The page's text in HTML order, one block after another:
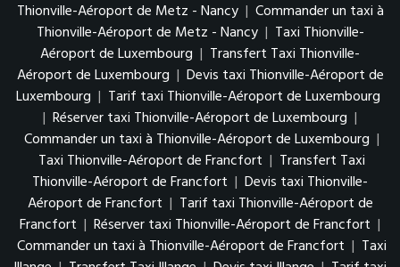
Thionville-Aéroport de Metz - Nancy | Commander un taxi à
Thionville-Aéroport de Metz - Nancy | Taxi Thionville-
Aéroport de Luxembourg | Transfert Taxi Thionville-
Aéroport de Luxembourg | Devis taxi Thionville-Aéroport de
Luxembourg | Tarif taxi Thionville-Aéroport de Luxembourg
| Réserver taxi Thionville-Aéroport de Luxembourg |
Commander un taxi à Thionville-Aéroport de Luxembourg |
Taxi Thionville-Aéroport de Francfort | Transfert Taxi
Thionville-Aéroport de Francfort | Devis taxi Thionville-
Aéroport de Francfort | Tarif taxi Thionville-Aéroport de
Francfort | Réserver taxi Thionville-Aéroport de Francfort |
Commander un taxi à Thionville-Aéroport de Francfort | Taxi